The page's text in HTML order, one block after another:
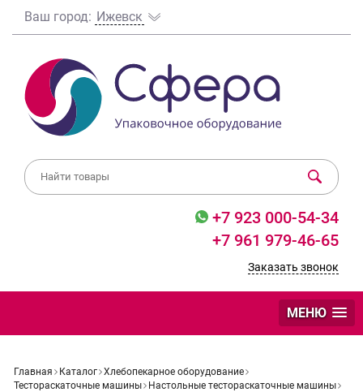
Ваш город: Ижевск
+7 923 000-54-34
+7 961 979-46-65
Заказать звонок
МЕНЮ
Главная Каталог Хлебопекарное оборудование
Тестораскаточные машины
Настольные тестораскаточные машины